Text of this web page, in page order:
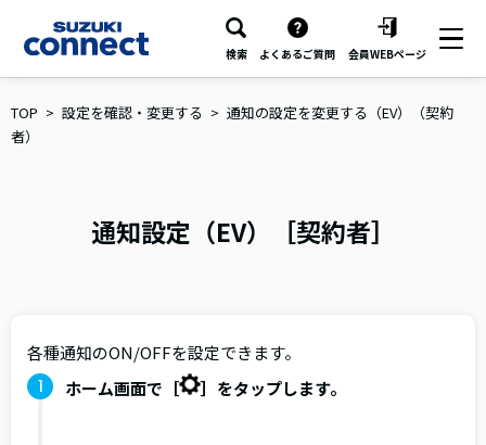
検索 よくあるご質問 会員WEBページ
TOP 設定を確認・変更する
通知の設定を変更する（EV）（契約
者）
通知設定（EV）［契約者］
各種通知のON/OFFを設定できます。
ホーム画面で［
］をタップします。